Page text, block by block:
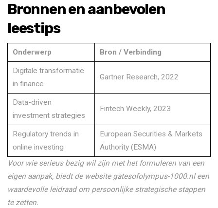
Bronnen en aanbevolen
leestips
Onderwerp Bron / Verbinding
Digitale transformatie
in finance
Gartner Research, 2022
Data-driven
investment strategies
Fintech Weekly, 2023
Regulatory trends in
online investing
European Securities & Markets
Authority (ESMA)
Voor wie serieus bezig wil zijn met het formuleren van een
eigen aanpak, biedt de website gatesofolympus-1000.nl een
waardevolle leidraad om persoonlijke strategische stappen
te zetten.